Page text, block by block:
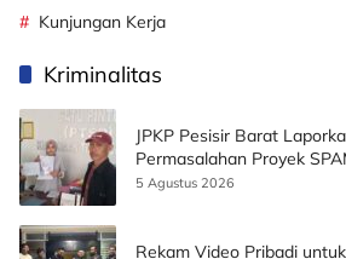
Kunjungan Kerja
Kriminalitas
JPKP Pesisir Barat
Permasalahan Proyek
5 Agustus 2026
Rekam Video Pribadi